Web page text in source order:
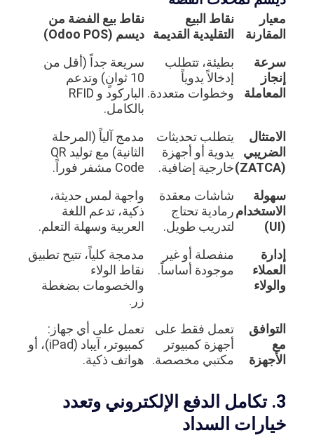
معيار
المقارنة
نقاط البيع
التقليدية القديمة
نقاط بيع الفضة من
ديسم (Odoo POS)
سرعة
إنجاز
المعاملة
بطيئة، تتطلب
إدخالاً يدوياً
وخطوات متعددة.
سريعة جداً (أقل من
10 ثوانٍ) وتدعم
الباركود و RFID
بالكامل.
الامتثال
الضريبي
(ZATCA)
يتطلب تحديثات
يدوية أو أجهزة
خارجية إضافية.
مدمج آلياً (المرحلة
الثانية) مع توليد QR
Code مشفر فوراً.
سهولة
الاستخدام
(UI)
شاشات معقدة
رمادية تحتاج
لتدريب طويل.
واجهة لمس حديثة،
ذكية، تدعم اللغة
العربية وسهلة التعلم.
إدارة
العملاء
والولاء
منفصلة أو غير
موجودة أساساً.
مدمجة كلياً، تتيح تطبيق
نقاط الولاء
والخصومات بضغطة
زر.
التوافق
مع
الأجهزة
تعمل فقط على
أجهزة كمبيوتر
مكتبي مخصصة.
تعمل على أي جهاز:
كمبيوتر، آيباد (iPad)، أو
هواتف ذكية.
3. تكامل الدفع الإلكتروني وتعدد
خيارات السداد